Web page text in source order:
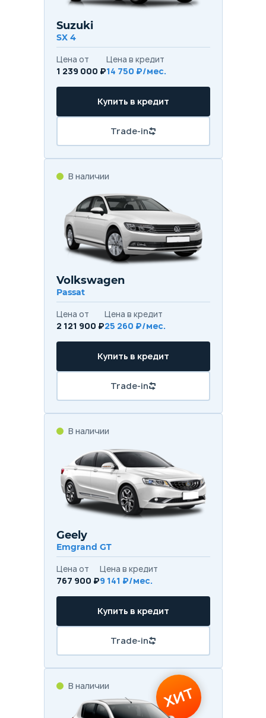
Suzuki
SX 4
Цена от
1 239 000 ₽
Цена в кредит
14 750 ₽/мес.
Купить в кредит
Trade-in
В наличии
Volkswagen
Passat
Цена от
2 121 900 ₽
Цена в кредит
25 260 ₽/мес.
Купить в кредит
Trade-in
В наличии
Geely
Emgrand GT
Цена от
767 900 ₽
Цена в кредит
9 141 ₽/мес.
Купить в кредит
Trade-in
В наличии ХИТ